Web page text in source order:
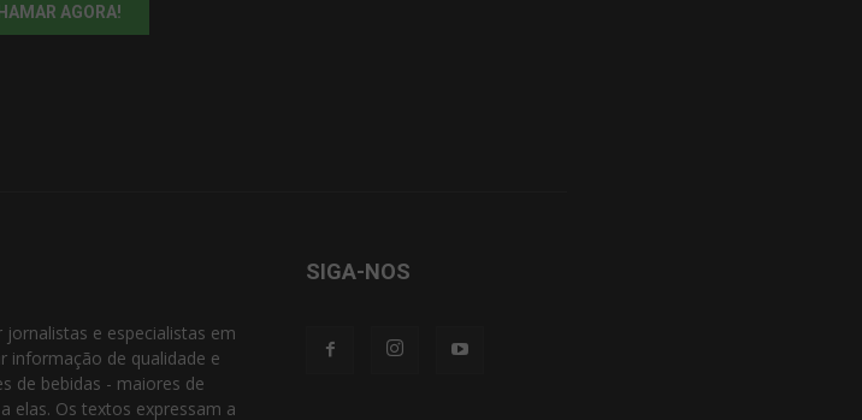
AGORA!
e especialistas em
informação de qualidade e
de bebidas - maiores de
elas. Os textos expressam a
SIGA-NOS